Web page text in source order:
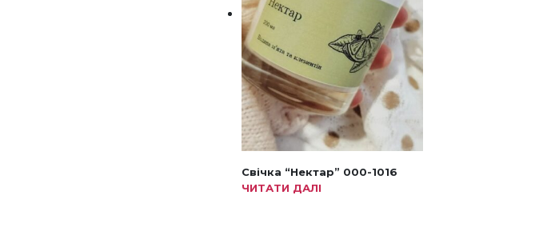
Свічка “Нектар” 000-1016
ЧИТАТИ ДАЛІ